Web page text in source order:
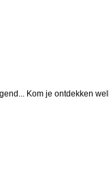
Kom je ontdekken